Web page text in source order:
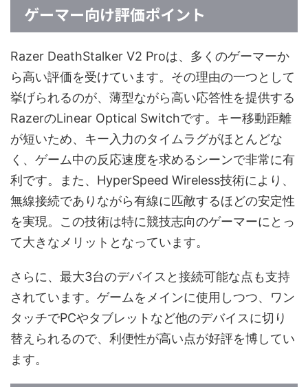
ゲーマー向け評価ポイント
Razer DeathStalker V2 Proは、多くのゲーマーか
ら高い評価を受けています。その理由の一つとして
挙げられるのが、薄型ながら高い応答性を提供する
RazerのLinear Optical Switchです。キー移動距離
が短いため、キー入力のタイムラグがほとんどな
く、ゲーム中の反応速度を求めるシーンで非常に有
利です。また、HyperSpeed Wireless技術により、
無線接続でありながら有線に匹敵するほどの安定性
を実現。この技術は特に競技志向のゲーマーにとっ
て大きなメリットとなっています。
さらに、最大3台のデバイスと接続可能な点も支持
されています。ゲームをメインに使用しつつ、ワン
タッチでPCやタブレットなど他のデバイスに切り
替えられるので、利便性が高い点が好評を博してい
ます。